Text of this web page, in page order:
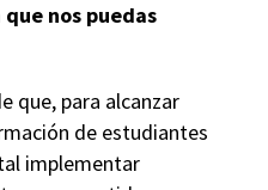
nos puedas
que, para alcanzar
de estudiantes
implementar